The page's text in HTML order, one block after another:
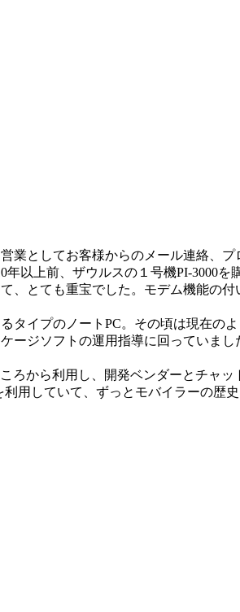
業としてお客様からのメール連絡、
以上前、ザウルスの１号機PI-3000
とても重宝でした。モデム機能の
イプのノートPC。その頃は現在の
ジソフトの運用指導に回っていま
ろから利用し、開発ベンダーとチャ
用していて、ずっとモバイラーの歴